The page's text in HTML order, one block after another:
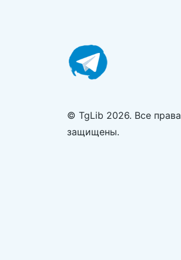
© TgLib 2026. Все права
защищены.